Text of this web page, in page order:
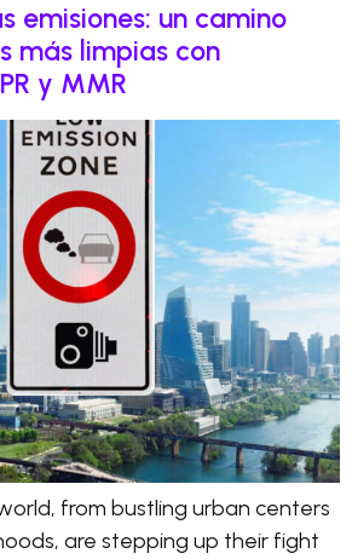
emisiones: un camino
más limpias con
y MMR
from bustling urban centers
are stepping up their fight